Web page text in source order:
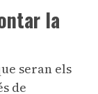
la
seran els
de